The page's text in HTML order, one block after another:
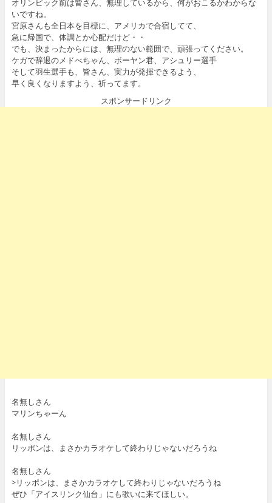
オリンピック前は皆さん、無理しているから、何がおこるかわからな
いですね。
宮原さんも全日本を目標に、アメリカで合宿してて、
急に帰国で、体調とか心配だけど・・
でも、決まったからには、無理のない範囲で、頑張ってください。
ケガで辞退のメドべちゃん、ボーヤン君、アシュリー選手
そして羽生選手も、皆さん、実力が発揮できるよう、
早く良くなりますよう、祈ってます。
スポンサードリンク
名無しさん
マリンちゃーん
名無しさん
リッポンは、まさかカラオケして終わりじゃないだろうね
名無しさん
>リッポンは、まさかカラオケして終わりじゃないだろうね
ぜひ「アイスリンク仙台」にも歌いに来てほしい。